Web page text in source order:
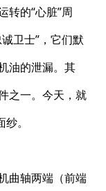
转的“心脏”周
卫士”，它们默
油的泄漏。其
之一。今天，就
。
曲轴两端（前端